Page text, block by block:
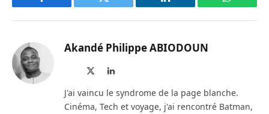
Facebook Twitter LinkedIn
Akandé Philippe ABIODOUN
LinkedIn
J'ai vaincu le syndrome de la page blanche.
Cinéma, Tech et voyage, j'ai rencontré Batman,